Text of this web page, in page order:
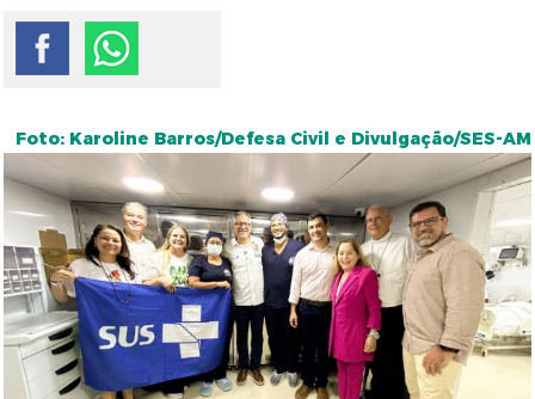
Foto: Karoline Barros/Defesa Civil e Divulgação/SES-AM